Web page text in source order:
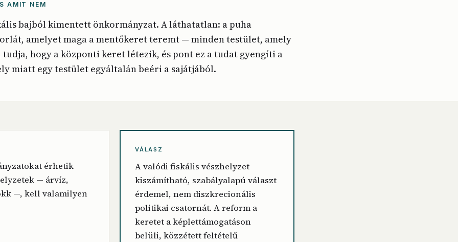
AMIT NEM
bajból kimentett önkormányzat. A láthatatlan: a puha
amelyet maga a mentőkeret teremt — minden testület, amely
hogy a központi keret létezik, és pont ez a tudat gyengíti a
miatt egy testület egyáltalán beéri a sajátjából.
érhetik
— árvíz,
—, kell valamilyen
VÁLASZ
A valódi fiskális vészhelyzet
kiszámítható, szabályalapú választ
érdemel, nem diszkrecionális
politikai csatornát. A reform a
keretet a képlettámogatáson
belüli, közzétett feltételű